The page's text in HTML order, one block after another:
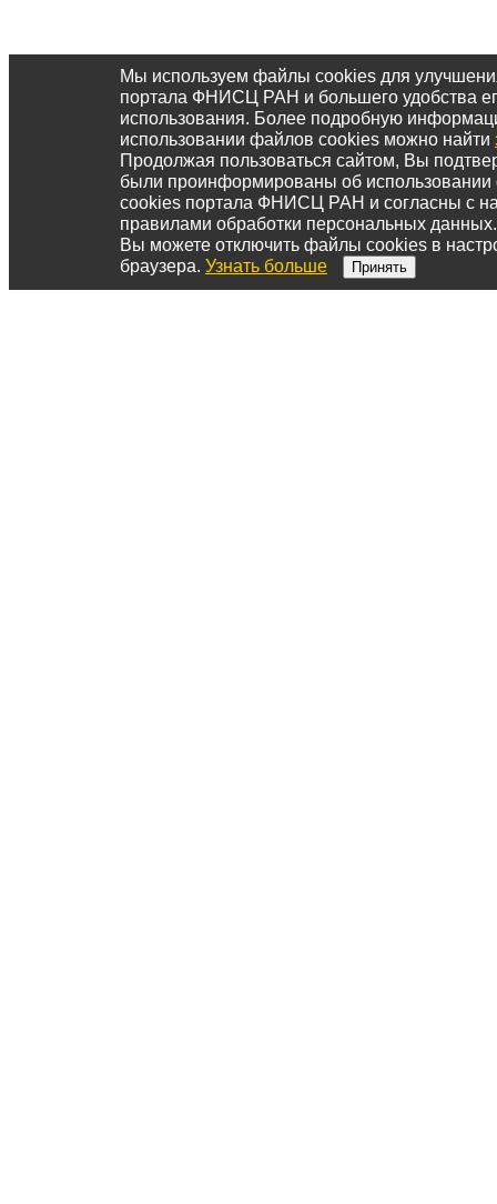
Мы используем файлы cookies для
портала ФНИСЦ РАН и большего удобства
использования. Более подробную
использовании файлов cookies можно найти
Продолжая пользоваться сайтом, Вы
были проинформированы об
cookies портала ФНИСЦ РАН и согласны с
правилами обработки персональных данных.
Вы можете отключить файлы cookies в
браузера. Узнать больше Принять